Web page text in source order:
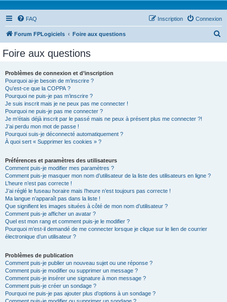
FAQ Connexion
Inscription
Forum FPLogiciels Foire aux questions
Foire aux questions
Problèmes de connexion et d’inscription
Pourquoi ai-je besoin de m’inscrire ?
Qu’est-ce que la COPPA ?
Pourquoi ne puis-je pas m’inscrire ?
Je suis inscrit mais je ne peux pas me connecter !
Pourquoi ne puis-je pas me connecter ?
Je m’étais déjà inscrit par le passé mais ne peux à présent plus me connecter ?!
J’ai perdu mon mot de passe !
Pourquoi suis-je déconnecté automatiquement ?
À quoi sert « Supprimer les cookies » ?
Préférences et paramètres des utilisateurs
Comment puis-je modifier mes paramètres ?
Comment puis-je masquer mon nom d’utilisateur de la liste des utilisateurs en ligne ?
L’heure n’est pas correcte !
J’ai réglé le fuseau horaire mais l’heure n’est toujours pas correcte !
Ma langue n’apparaît pas dans la liste !
Que signifient les images situées à côté de mon nom d’utilisateur ?
Comment puis-je afficher un avatar ?
Quel est mon rang et comment puis-je le modifier ?
Pourquoi m’est-il demandé de me connecter lorsque je clique sur le lien de courrier
électronique d’un utilisateur ?
Problèmes de publication
Comment puis-je publier un nouveau sujet ou une réponse ?
Comment puis-je modifier ou supprimer un message ?
Comment puis-je insérer une signature à mon message ?
Comment puis-je créer un sondage ?
Pourquoi ne puis-je pas ajouter plus d’options à un sondage ?